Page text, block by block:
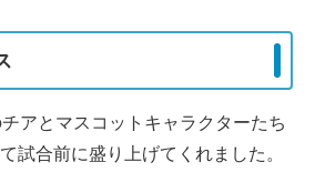
アとマスコットキャラクターたち
試合前に盛り上げてくれました。